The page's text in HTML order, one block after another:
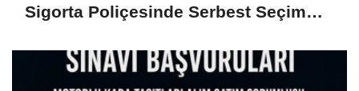
Sigorta Poliçesinde Serbest Seçim